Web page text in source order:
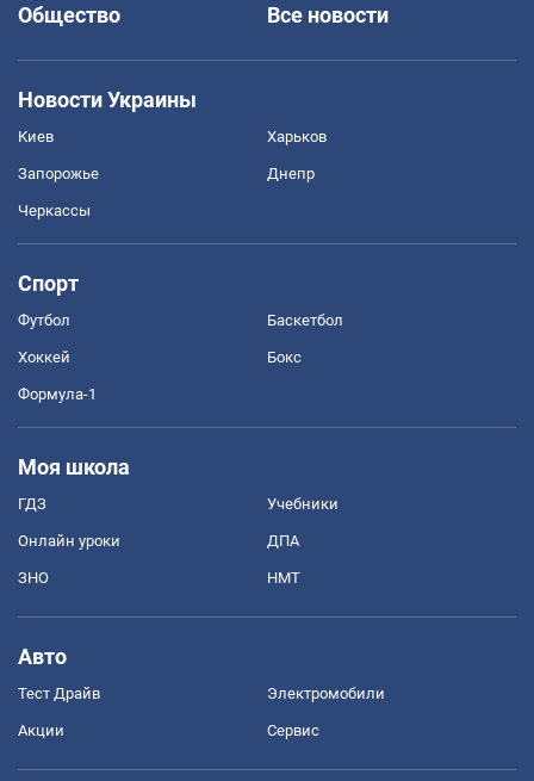
Общество
Все новости
Новости Украины
Киев Харьков
Запорожье Днепр
Черкассы
Спорт
Футбол Баскетбол
Хоккей Бокс
Формула-1
Моя школа
ГДЗ Учебники
Онлайн уроки ДПА
ЗНО НМТ
Авто
Тест Драйв Электромобили
Акции Сервис